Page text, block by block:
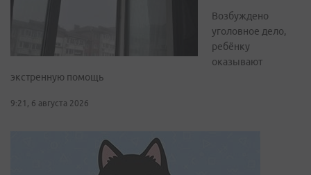
Возбуждено
уголовное дело,
ребёнку
оказывают
экстренную помощь
9:21, 6 августа 2026